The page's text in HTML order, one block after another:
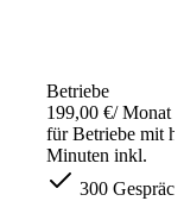
Betriebe
199,00 €/ Monat
für Betriebe mit
Minuten inkl.
300